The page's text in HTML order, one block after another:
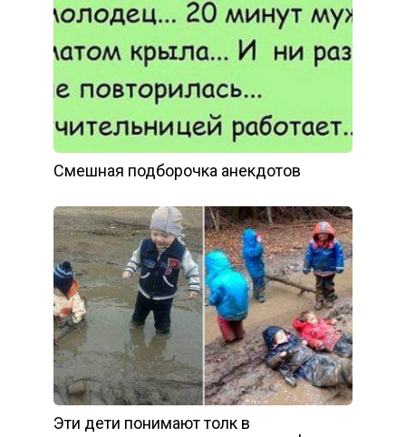
Смешная подборочка анекдотов
Эти дети понимают толк в